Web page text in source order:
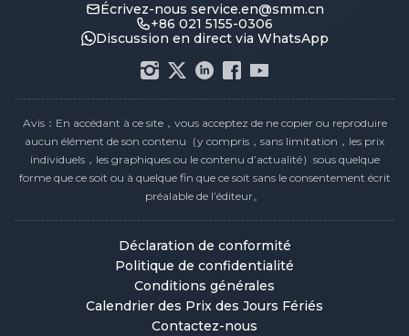
Écrivez-nous service.en@smm.cn
+86 021 5155-0306
Discussion en direct via WhatsApp
Avis：En accédant à ce site，vous acceptez de ne copier ou reproduire
aucun élément de son contenu（y compris，sans limitation，les prix
individuels，les graphiques ou le contenu d’actualité）sous quelque
forme que ce soit ou à quelque fin que ce soit sans le consentement écrit
préalable de l’éditeur。
Déclaration de conformité
Politique de confidentialité
Conditions générales
Calendrier des Prix des Jours Fériés
Contactez-nous